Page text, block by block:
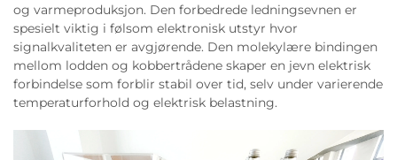
og varmeproduksjon. Den forbedrede ledningsevnen er
spesielt viktig i følsom elektronisk utstyr hvor
signalkvaliteten er avgjørende. Den molekylære bindingen
mellom lodden og kobbertrådene skaper en jevn elektrisk
forbindelse som forblir stabil over tid, selv under varierende
temperaturforhold og elektrisk belastning.